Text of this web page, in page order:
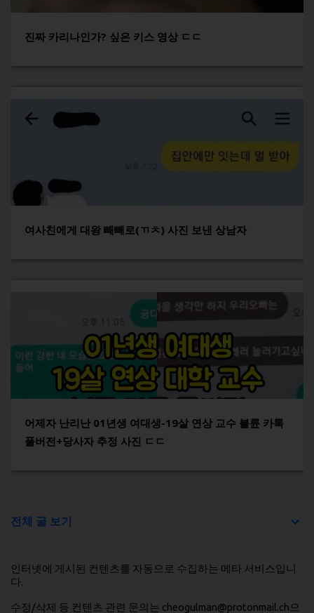
진짜 카리나인가? 싶은 키스 영상 ㄷㄷ
여사친에게 대왕 빼빼로(ㄲㅊ) 사진 보낸 상남자
어제자 난리난 01년생 여대생-19살 연상 교수 불륜 카톡
풀버전+당사자 추정 사진 ㄷㄷ
전체 글 보기
인터넷에 게시된 컨텐츠를 자동으로 수집하는 메타 서비스입니
다.
수정/삭제 등 컨텐츠 관련 문의는 cheogulman@protonmail.ch으